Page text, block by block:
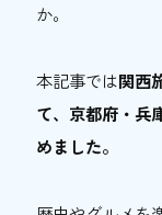
か。
本記事では関西
て、京都府・兵
めました。